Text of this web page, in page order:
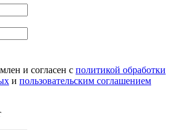
и согласен с политикой обработки
и пользовательским соглашением